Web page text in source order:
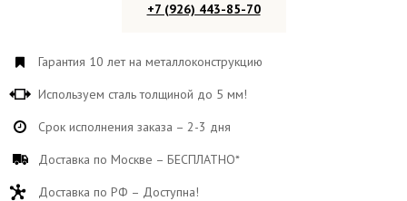
+7 (926) 443-85-70
Гарантия 10 лет на металлоконструкцию
Используем сталь толщиной до 5 мм!
Срок исполнения заказа – 2-3 дня
Доставка по Москве – БЕСПЛАТНО*
Доставка по РФ – Доступна!